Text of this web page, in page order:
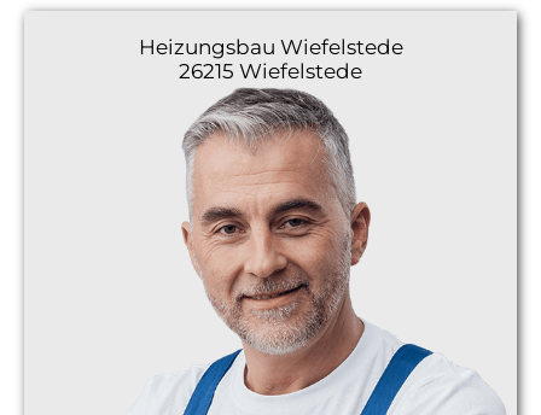
Heizungsbau Wiefelstede
26215 Wiefelstede